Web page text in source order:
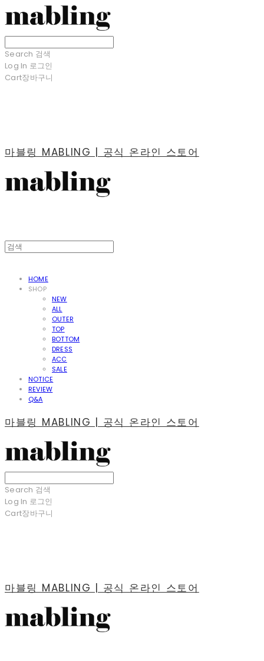
Search 검색
Log In 로그인
Cart장바구니
마블링 MABLING | 공식 온라인 스토어
HOME
SHOP
NEW
ALL
OUTER
TOP
BOTTOM
DRESS
ACC
SALE
NOTICE
REVIEW
Q&A
마블링 MABLING | 공식 온라인 스토어
Search 검색
Log In 로그인
Cart장바구니
마블링 MABLING | 공식 온라인 스토어